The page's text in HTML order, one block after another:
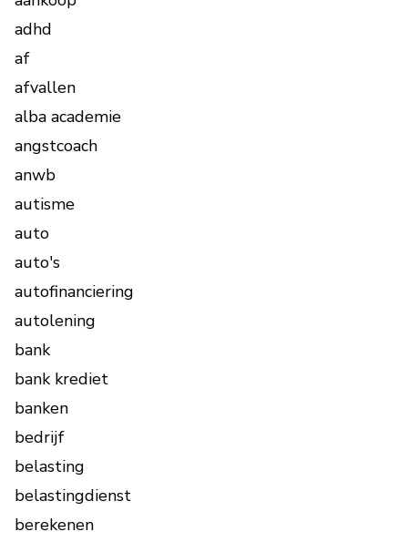
adhd
af
afvallen
alba academie
angstcoach
anwb
autisme
auto
auto's
autofinanciering
autolening
bank
bank krediet
banken
bedrijf
belasting
belastingdienst
berekenen